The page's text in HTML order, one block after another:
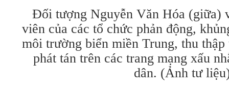
Đối tượng Nguyễn Văn Hóa (giữa)
viên của các tổ chức phản động,
môi trường biển miền Trung, thu
phát tán trên các trang mạng xấu
dân. (Ảnh tư